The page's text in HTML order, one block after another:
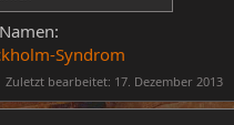
Syndrom
Zuletzt bearbeitet: 17. Dezember 2013